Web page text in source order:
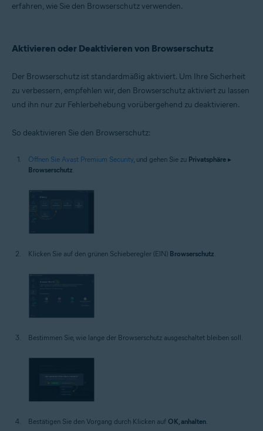
erfahren, wie Sie den Browserschutz verwenden.
Aktivieren oder Deaktivieren von Browserschutz
Der Browserschutz ist standardmäßig aktiviert. Um Ihre Sicherheit
zu verbessern, empfehlen wir, den Browserschutz aktiviert zu lassen
und ihn nur zur Fehlerbehebung vorübergehend zu deaktivieren.
So deaktivieren Sie den Browserschutz:
Öffnen Sie Avast Premium Security, und gehen Sie zu Privatsphäre ▸
Browserschutz.
Klicken Sie auf den grünen Schieberegler (EIN) Browserschutz
Bestimmen Sie, wie lange der Browserschutz ausgeschaltet bleiben soll.
Bestätigen Sie den Vorgang durch Klicken auf OK, anhalten